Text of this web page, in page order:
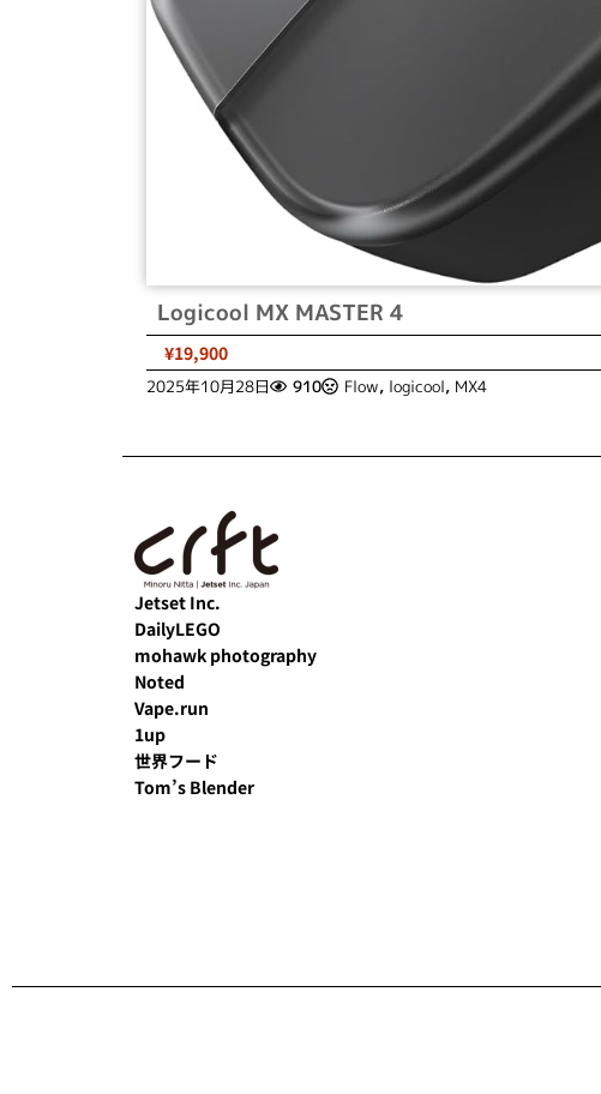
Logicool MX MASTER 4
¥19,900
2025年10月28日 910 Flow, logicool, MX4
Jetset Inc.
DailyLEGO
mohawk photography
Noted
Vape.run
1up
世界フード
Tom’s Blender